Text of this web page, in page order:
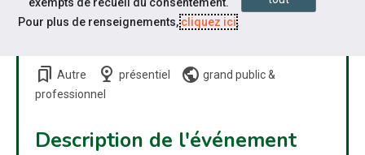
: TROUVER SA VOIE SANS
bookmarks Autre nest_cam_indoor présentiel public grand public&
professionnel
Description de l'événement
Pour plus de renseignements,cliquez ici.